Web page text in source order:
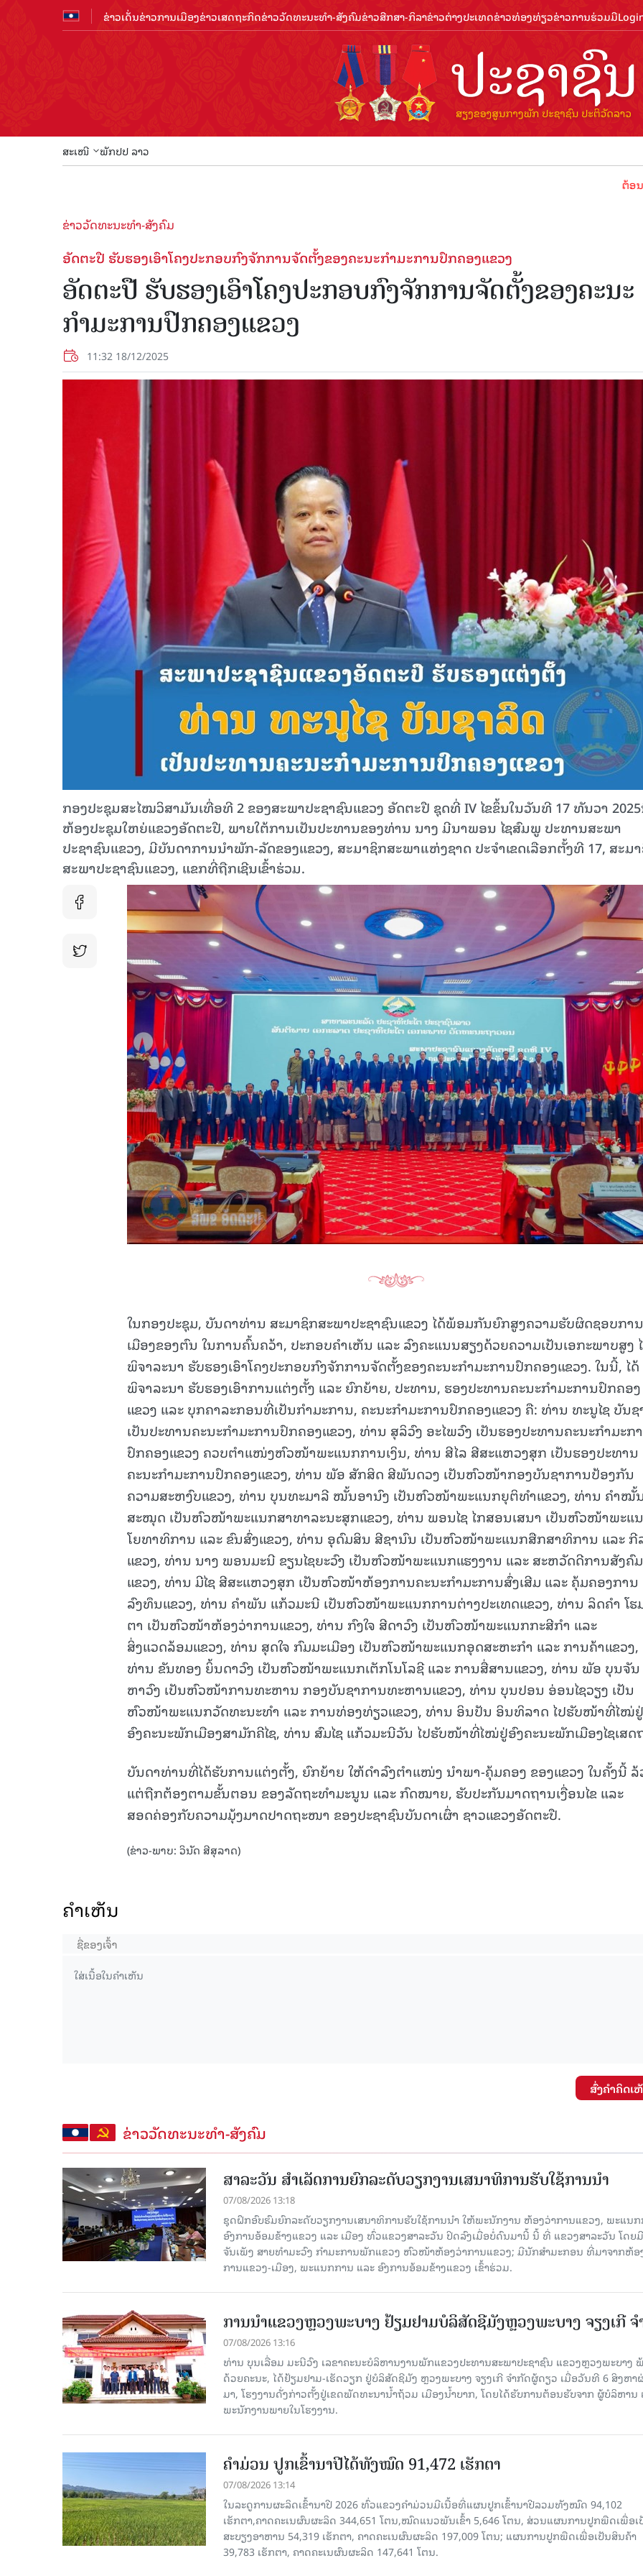
ຂ່າວເດັ່ນຂ່າວການເມືອງຂ່າວເສດຖະກິດຂ່າວວັດທະນະທຳ-ສັງຄົມຂ່າວສືກສາ-ກິລາຂ່າວຕ່າງປະເທດຂ່າວທ່ອງທ່ຽວຂ່າວການຮ່ວມມື
ສະເໜີ ພັກປປ ລາວ
ຕ້ອນຮັບປີທ່ອ
ຂ່າວວັດທະນະທຳ-ສັງຄົມ
ອັດຕະປື ຮັບຮອງເອົາໂຄງປະກອບກົງຈັກການຈັດຕັ້ງຂອງຄະນະກຳມະການປົກຄອງແຂວງ
ອັດຕະປື ຮັບຮອງເອົາໂຄງປະກອບກົງຈັກການຈັດຕັ້ງຂອງຄະນະ
ກຳມະການປົກຄອງແຂວງ
11:32 18/12/2025
ກອງປະຊຸມສະໄໝວິສາມັນເທື່ອທີ 2 ຂອງສະພາປະຊາຊົນແຂວງ ອັດຕະປື ຊຸດທີ່ IV ໄຂຂຶ້ນໃນວັນທີ 17 ທັນວາ
ຫ້ອງປະຊຸມໃຫຍ່ແຂວງອັດຕະປື, ພາຍໃຕ້ການເປັນປະທານຂອງທ່ານ ນາງ ມີນາພອນ ໄຊສົມພູ ປະທານສະພາ
ປະຊາຊົນແຂວງ, ມີບັນດາການນໍາພັກ-ລັດຂອງແຂວງ, ສະມາຊິກສະພາແຫ່ງຊາດ ປະຈໍາເຂດເລືອກຕັ້ງທີ 17, ສະມ
ສະພາປະຊາຊົນແຂວງ, ແຂກທີ່ຖືກເຊີນເຂົ້າຮ່ວມ.
ໃນກອງປະຊຸມ, ບັນດາທ່ານ ສະມາຊິກສະພາປະຊາຊົນແຂວງ ໄດ້ພ້ອມກັນຍົກສູງຄວາມຮັບຜິດຊອບການ
ເມືອງຂອງຕົນ ໃນການຄົ້ນຄວ້າ, ປະກອບຄໍາເຫັນ ແລະ ລົງຄະແນນສຽງດ້ວຍຄວາມເປັນເອກະພາບສູງ
ພິຈາລະນາ ຮັບຮອງເອົາໂຄງປະກອບກົງຈັກການຈັດຕັ້ງຂອງຄະນະກຳມະການປົກຄອງແຂວງ. ໃນນີ້, ໄດ້
ພິຈາລະນາ ຮັບຮອງເອົາການແຕ່ງຕັ້ງ ແລະ ຍົກຍ້າຍ, ປະທານ, ຮອງປະທານຄະນະກໍາມະການປົກຄອງ
ແຂວງ ແລະ ບຸກຄາລະກອນທີ່ເປັນກໍາມະການ, ຄະນະກໍາມະການປົກຄອງແຂວງ ຄື: ທ່ານ ທະນູໄຊ ບັນຊ
ເປັນປະທານຄະນະກໍາມະການປົກຄອງແຂວງ, ທ່ານ ສຸລິວົງ ອະໄພວົງ ເປັນຮອງປະທານຄະນະກໍາມະກ
ປົກຄອງແຂວງ ຄວບຕໍາແໜ່ງຫົວໜ້າພະແນກການເງິນ, ທ່ານ ສີໄລ ສີສະແຫວງສຸກ ເປັນຮອງປະທານ
ຄະນະກໍາມະການປົກຄອງແຂວງ, ທ່ານ ພັອ ສັກສິດ ສີພັນດວງ ເປັນຫົວໜ້າກອງບັນຊາການປ້ອງກັນ
ຄວາມສະຫງົບແຂວງ, ທ່ານ ບຸນທະມາລີ ໝັ້ນອານົງ ເປັນຫົວໜ້າພະແນກຍຸຕິທໍາແຂວງ, ທ່ານ ຄໍາໝັ້
ສະໝຸດ ເປັນຫົວໜ້າພະແນກສາທາລະນະສຸກແຂວງ, ທ່ານ ພອນໄຊ ໄກສອນເສນາ ເປັນຫົວໜ້າພະແ
ໂຍທາທິການ ແລະ ຂົນສົ່ງແຂວງ, ທ່ານ ອຸດົມສິນ ສີຊານົນ ເປັນຫົວໜ້າພະແນກສືກສາທິການ ແລະ ກີ
ແຂວງ, ທ່ານ ນາງ ພອນມະນີ ຂຽນໄຊຍະວົງ ເປັນຫົວໜ້າພະແນກແຮງງານ ແລະ ສະຫວັດດີການສັງຄົມ
ແຂວງ, ທ່ານ ມີໄຊ ສີສະແຫວງສຸກ ເປັນຫົວໜ້າຫ້ອງການຄະນະກໍາມະການສົ່ງເສີມ ແລະ ຄຸ້ມຄອງການ
ລົງທຶນແຂວງ, ທ່ານ ຄໍາພັນ ແກ້ວມະນີ ເປັນຫົວໜ້າພະແນກການຕ່າງປະເທດແຂວງ, ທ່ານ ລິດຄໍາ ໂຮ
ຕາ ເປັນຫົວໜ້າຫ້ອງວ່າການແຂວງ, ທ່ານ ກົງໃຈ ສີດາວົງ ເປັນຫົວໜ້າພະແນກກະສີກໍາ ແລະ
ສິ່ງແວດລ້ອມແຂວງ, ທ່ານ ສຸດໃຈ ກົມມະເມືອງ ເປັນຫົວໜ້າພະແນກອຸດສະຫະກໍາ ແລະ ການຄ້າແຂວງ,
ທ່ານ ຂັນທອງ ຍິ້ນດາວົງ ເປັນຫົວໜ້າພະແນກເຕັກໂນໂລຊີ ແລະ ການສື່ສານແຂວງ, ທ່ານ ພັອ ບຸນຈັ
ຫາວົງ ເປັນຫົວໜ້າການທະຫານ ກອງບັນຊາການທະຫານແຂວງ, ທ່ານ ບຸນປອນ ອ່ອນໄຊວຽງ ເປັນ
ຫົວໜ້າພະແນກວັດທະນະທໍາ ແລະ ການທ່ອງທ່ຽວແຂວງ, ທ່ານ ອິນປັນ ອິນທິລາດ ໄປຮັບໜ້າທີ່ໄໝ່ຢູ່
ອົງຄະນະພັກເມືອງສາມັກຄີໄຊ, ທ່ານ ສົມໄຊ ແກ້ວມະນີວັນ ໄປຮັບໜ້າທີ່ໄໝ່ຢູ່ອົງຄະນະພັກເມືອງໄຊເສດ
ບັນດາທ່ານທີ່ໄດ້ຮັບການແຕ່ງຕັ້ງ, ຍົກຍ້າຍ ໃຫ້ດໍາລົງຕໍາແໜ່ງ ນໍາພາ-ຄຸ້ມຄອງ ຂອງແຂວງ ໃນຄັ້ງນີ້ ລ້
ແຕ່ຖືກຕ້ອງຕາມຂັ້ນຕອນ ຂອງລັດຖະທໍາມະນູນ ແລະ ກົດໝາຍ, ຮັບປະກັນມາດຖານເງື່ອນໄຂ ແລະ
ສອດຄ່ອງກັບຄວາມມຸ້ງມາດປາດຖະໜາ ຂອງປະຊາຊົນບັນດາເຜົ່າ ຊາວແຂວງອັດຕະປື.
(ຂ່າວ-ພາບ: ວິນັດ ສີສຸລາດ)
ຄໍາເຫັນ
ສົ່ງຄໍາຄິດເ
ຂ່າວວັດທະນະທຳ-ສັງຄົມ
ສາລະວັນ ສໍາເລັດການຍົກລະດັບວຽກງານເສນາທິການຮັບໃຊ້ການນໍາ
07/08/2026 13:18
ຊຸດຝຶກອົບຮົມຍົກລະດັບວຽກງານເສນາທິການຮັບໃຊ້ການນໍາ ໃຫ້ພະນັກງານ ຫ້ອງວ່າການແຂວງ, ພະແນ
ອົງການອ້ອມຂ້າງແຂວງ ແລະ ເມືອງ ທົ່ວແຂວງສາລະວັນ ປິດລົງເມື່ອ​ບໍ່​ດົນ​ມາ​ນີ້ ນີ້ ທີ່ ແຂວງສາລະວັນ ໂດຍ​
ຈັນເພັງ ສາຍທຳມະວົງ ກຳມະການພັກແຂວງ ຫົວໜ້າຫ້ອງວ່າການແຂວງ; ມີນັກສຳມະກອນ ທີ່ມາຈາກຫ້ອ
ການແຂວງ-ເມືອງ, ພະແນກການ ແລະ ອົງການອ້ອມຂ້າງແຂວງ ເຂົ້າຮ່ວມ.
ການນຳແຂວງຫຼວງພະບາງ ຢ້ຽມ​ຢາມບໍ​ລິ​ສັດຊີມັງຫຼວງພະບາງ ຈຽງເກີ ຈໍ
07/08/2026 13:16
ທ່ານ ບຸນເລື່ອມ ມະນີວົງ ເລ​ຂາ​ຄະ​ນະ​ບໍ​ລິ​ຫານ​ງານ​ພັກແຂວງປະທານສະພາປະຊາຊົນ ແຂວງຫຼວງພະບາງ
ດ້ວຍຄະນະ, ໄດ້ຢ້ຽມຢາມ-ເຮັດວຽກ ຢູ່ບໍລິສັດຊີມັງ ຫຼວງພະບາງ ຈຽງເກີ ຈໍາກັດຜູ້ດຽວ ເມື່ອ​ວັນ​ທີ 6 ສິງ​ຫາ​
ມາ, ໂຮງ​ງານ​ດັ່ງ​ກ່າວຕັ້ງຢູ່ເຂດພັດທະນານ້ຳຖ້ວມ ເມືອງນໍ້າບາກ, ໂດຍໄດ້ຮັບການຕ້ອນຮັບຈາກ ຜູ້ບໍລິຫານ
ພະນັກງານພາຍໃນໂຮງງານ.
ຄໍາມ່ວນ ປູກເຂົ້ານາປີໄດ້ທັງໝົດ 91,472 ເຮັກຕາ
07/08/2026 13:14
ໃນລະດູການຜະລິດເຂົ້ານາປີ 2026 ທົ່ວແຂວງຄໍາມ່ວນມີເນື້ອທີ່ແຜນປູກເຂົ້ານາປີລວມທັງໝົດ 94,102
ເຮັກຕາ,ຄາດຄະເນຜົນຜະລິດ 344,651 ໂຕນ,ໝົດແນວພັນເຂົ້າ 5,646 ໂຕນ, ສ່ວນແຜນການປູກພືດເພື່ອເ
ສະບຽງອາຫານ 54,319 ເຮັກຕາ, ຄາດຄະເນຜົນຜະລິດ 197,009 ໂຕນ; ແຜນການປູກພືດເພື່ອເປັນສິນຄ້າ
39,783 ເຮັກຕາ, ຄາດຄະເນຜົນຜະລິດ 147,641 ໂຕນ.
15.040(07-08-